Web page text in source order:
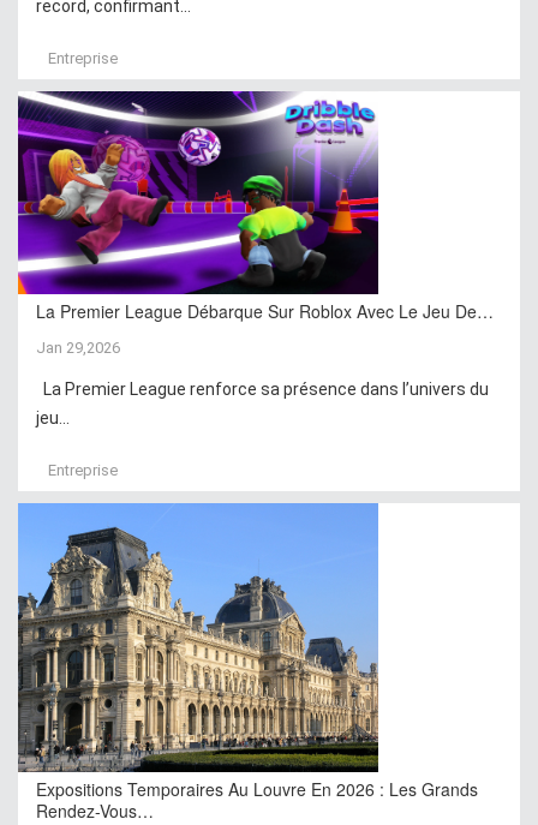
record, confirmant...
Entreprise
La Premier League Débarque Sur Roblox Avec Le Jeu De…
Jan 29,2026
La Premier League renforce sa présence dans l’univers du
jeu...
Entreprise
Expositions Temporaires Au Louvre En 2026 : Les Grands
Rendez-Vous…